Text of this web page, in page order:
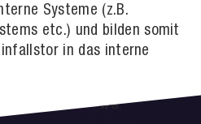
Systeme (z.B.
etc.) und bilden somit
in das interne